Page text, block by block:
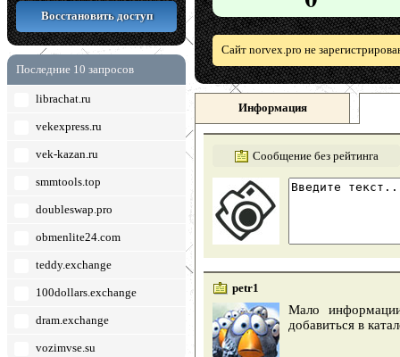
Восстановить доступ
Последние 10 запросов
librachat.ru
vekexpress.ru
vek-kazan.ru
smmtools.top
doubleswap.pro
obmenlite24.com
teddy.exchange
100dollars.exchange
dram.exchange
vozimvse.su
Сайт norvex.pro не
Информация
Сообщение без рейтинга
petr1
Мало
добавиться в